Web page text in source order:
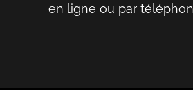
en ligne ou par